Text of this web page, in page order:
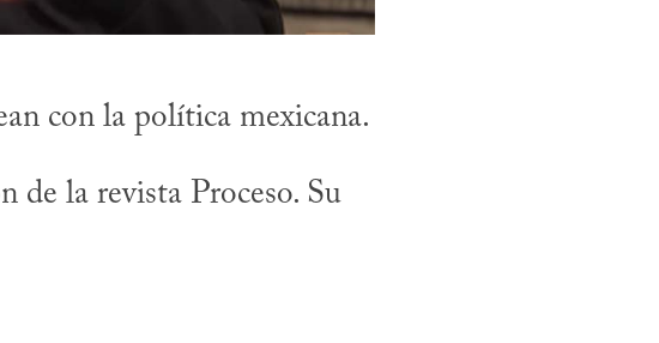
con la política mexicana.
de la revista Proceso. Su